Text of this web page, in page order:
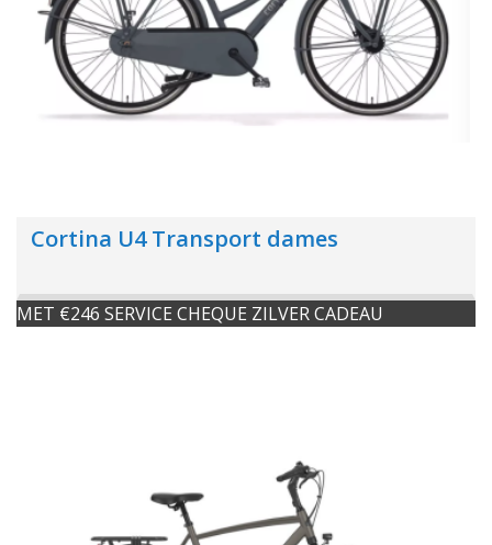
Cortina U4 Transport dames
MET €246 SERVICE CHEQUE ZILVER CADEAU